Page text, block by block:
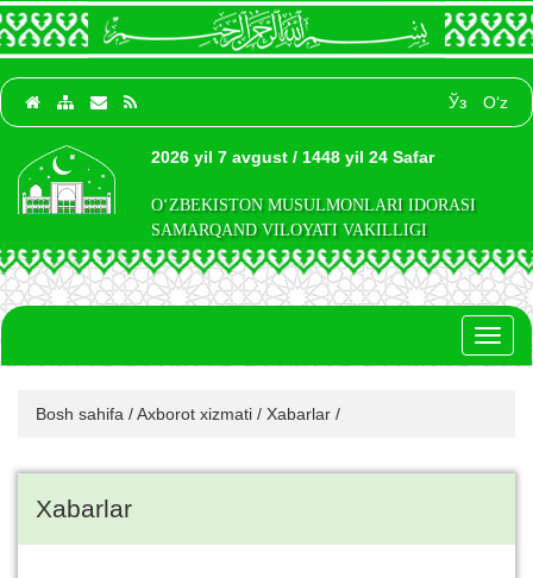
Ўз O‘z
2026 yil 7 avgust / 1448 yil 24 Safar
O‘ZBEKISTON MUSULMONLARI IDORASI
SAMARQAND VILOYATI VAKILLIGI
Bosh sahifa /Axborot xizmati / Xabarlar /
Xabarlar